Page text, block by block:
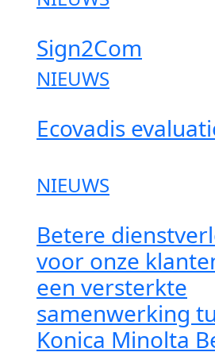
Sign2Com
NIEUWS
Ecovadis
NIEUWS
Betere
voor onze
een versterkte
samenwerking
Konica Minolta